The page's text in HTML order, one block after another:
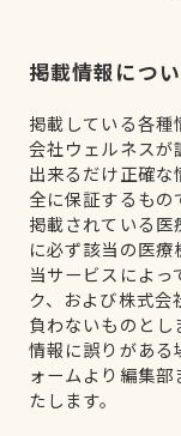
掲載情報につ
掲載している各
会社ウェルネスが
出来るだけ正確
全に保証するもの
掲載されている
に必ず該当の医療
当サービスによっ
ク、および株式
負わないものとし
情報に誤りがある
ォームより編集
たします。